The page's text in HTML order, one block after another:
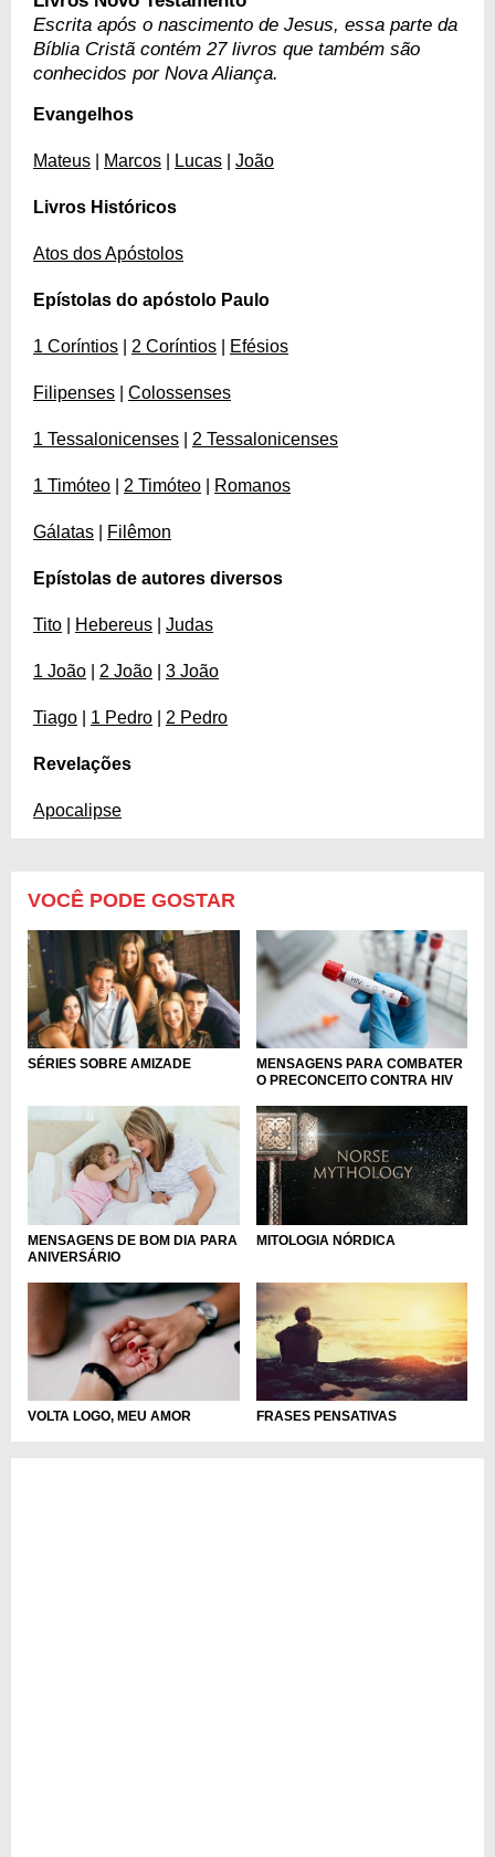
Escrita após o nascimento de Jesus, essa parte da
Bíblia Cristã contém 27 livros que também são
conhecidos por Nova Aliança.
Evangelhos
Mateus Marcos Lucas João
Livros Históricos
Atos dos Apóstolos
Epístolas do apóstolo Paulo
1 Coríntios 2 Coríntios Efésios
Filipenses Colossenses
1 Tessalonicenses 2 Tessalonicenses
1 Timóteo 2 Timóteo Romanos
Gálatas Filêmon
Epístolas de autores diversos
Tito Hebereus Judas
1 João 2 João 3 João
Tiago 1 Pedro 2 Pedro
Revelações
Apocalipse
VOCÊ PODE GOSTAR
SÉRIES SOBRE AMIZADE
MENSAGENS PARA COMBATER
O PRECONCEITO CONTRA HIV
MENSAGENS DE BOM DIA PARA
ANIVERSÁRIO
MITOLOGIA NÓRDICA
VOLTA LOGO, MEU AMOR FRASES PENSATIVAS